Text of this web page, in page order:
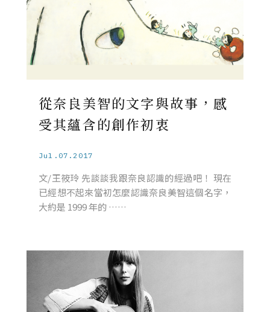
從奈良美智的文字與故事，感
受其蘊含的創作初衷
Jul.07.2017
文/王筱玲 先談談我跟奈良認識的經過吧！ 現在
已經想不起來當初怎麼認識奈良美智這個名字，
大約是 1999 年的 ……